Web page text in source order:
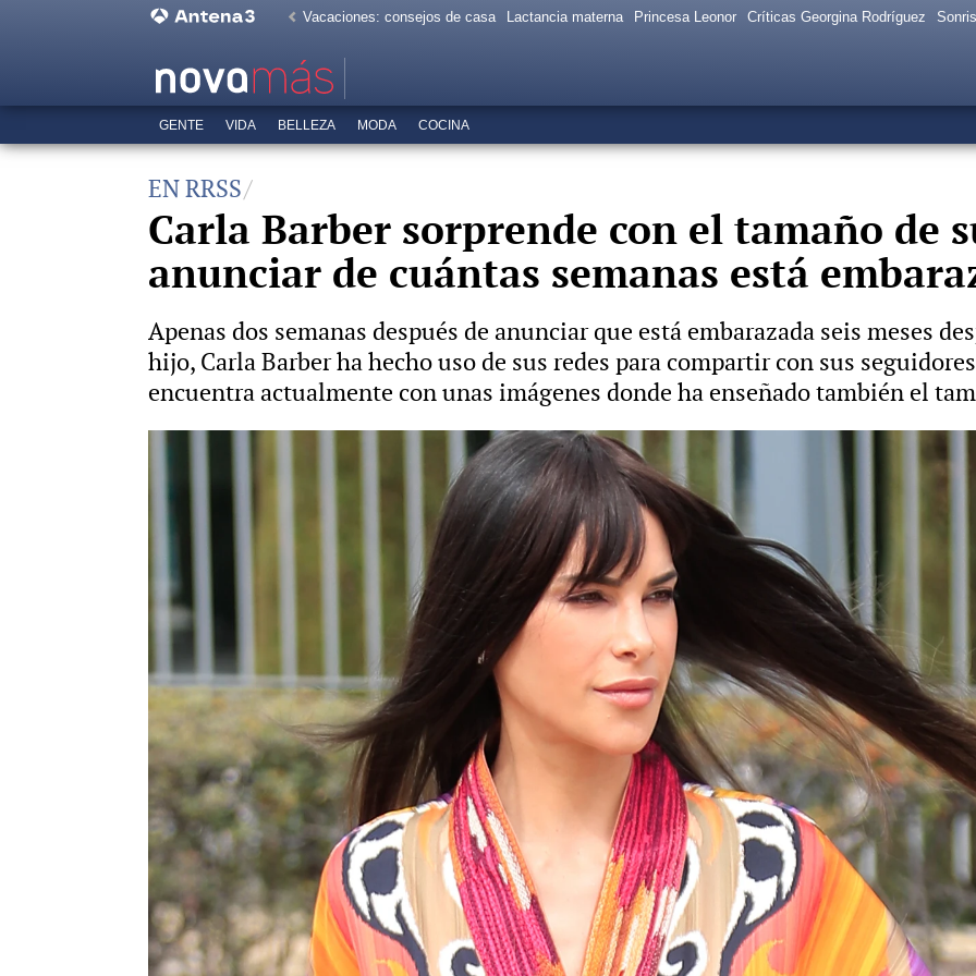
Vacaciones: consejos de casa Lactancia materna Princesa Leonor Críticas Georgina Rodríguez
GENTE VIDA BELLEZA MODA COCINA
EN RRSS
Carla Barber sorprende con el tamaño de
anunciar de cuántas semanas está
Apenas dos semanas después de anunciar que está embarazada seis meses
hijo, Carla Barber ha hecho uso de sus redes para compartir con sus
encuentra actualmente con unas imágenes donde ha enseñado también el
Carla Barber desvela emocionada el sexo del bebé que espera, seis meses después de
El motivo por el que Carla Barber volverá a dar a luz por cesárea
Mariam Armiñana
Madrid
Publicado: 29 de noviembre de 2022, 17:03
WhatsappFacebook
X